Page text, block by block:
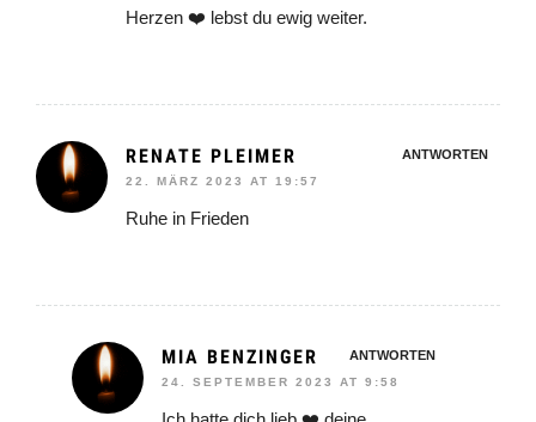
Herzen ❤️ lebst du ewig weiter.
RENATE PLEIMER
22. MÄRZ 2023 AT 19:57
ANTWORTEN
Ruhe in Frieden
MIA BENZINGER
24. SEPTEMBER 2023 AT 9:58
ANTWORTEN